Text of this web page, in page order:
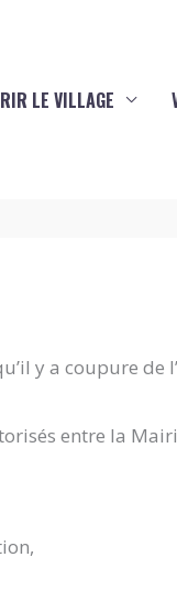
LE VILLAGE
y a coupure de
entre la